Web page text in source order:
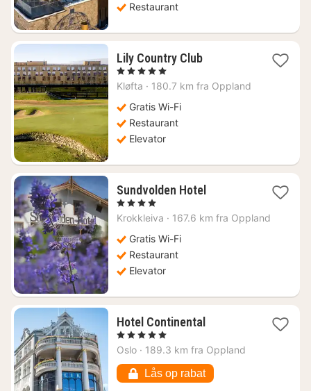
Restaurant
Lily Country Club1
fra
1061
, 5 Stjerner
Kløfta · 180.7 km fra Oppland
Gratis Wi-Fi
Restaurant
Elevator
Sundvolden Hotel1
fra
, 4 Stjerner
Krokkleiva · 167.6 km fra Oppland
Gratis Wi-Fi
Restaurant
Elevator
Hotel Continental1
fra
2425
kr.
, 5 Stjerner
Oslo · 189.3 km fra Oppland
Lås op rabat